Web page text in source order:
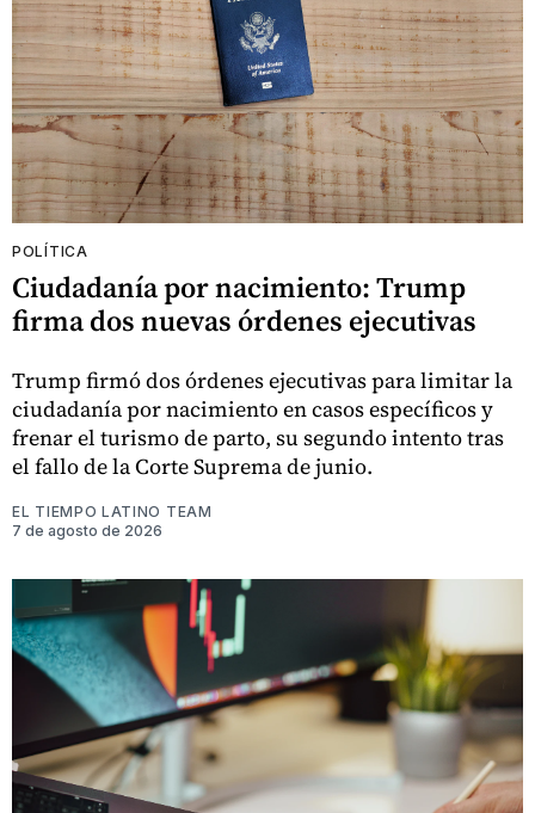
POLÍTICA
Ciudadanía por nacimiento: Trump
firma dos nuevas órdenes ejecutivas
Trump firmó dos órdenes ejecutivas para limitar la
ciudadanía por nacimiento en casos específicos y
frenar el turismo de parto, su segundo intento tras
el fallo de la Corte Suprema de junio.
EL TIEMPO LATINO TEAM
7 de agosto de 2026